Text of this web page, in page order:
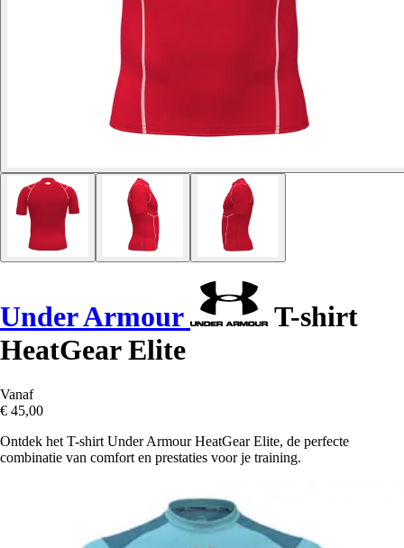
Under Armour
T-shirt
HeatGear Elite
Vanaf
€ 45,00
Ontdek het T-shirt Under Armour HeatGear Elite, de perfecte
combinatie van comfort en prestaties voor je training.